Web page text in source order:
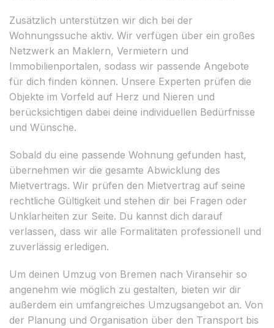
Zusätzlich unterstützen wir dich bei der
Wohnungssuche aktiv. Wir verfügen über ein großes
Netzwerk an Maklern, Vermietern und
Immobilienportalen, sodass wir passende Angebote
für dich finden können. Unsere Experten prüfen die
Objekte im Vorfeld auf Herz und Nieren und
berücksichtigen dabei deine individuellen Bedürfnisse
und Wünsche.
Sobald du eine passende Wohnung gefunden hast,
übernehmen wir die gesamte Abwicklung des
Mietvertrags. Wir prüfen den Mietvertrag auf seine
rechtliche Gültigkeit und stehen dir bei Fragen oder
Unklarheiten zur Seite. Du kannst dich darauf
verlassen, dass wir alle Formalitäten professionell und
zuverlässig erledigen.
Um deinen Umzug von Bremen nach Viransehir so
angenehm wie möglich zu gestalten, bieten wir dir
außerdem ein umfangreiches Umzugsangebot an. Von
der Planung und Organisation über den Transport bis